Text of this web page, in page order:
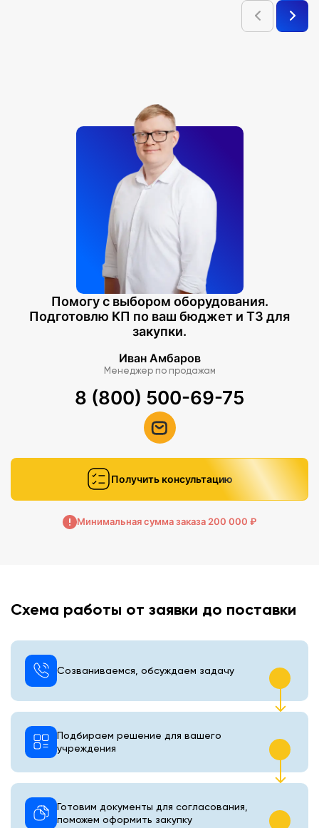
Помогу с выбором оборудования.
Подготовлю КП по ваш бюджет и ТЗ для
закупки.
Иван Амбаров
Менеджер по продажам
8 (800) 500-69-75
Получить консультацию
Минимальная сумма заказа 200 000 ₽
Схема работы от заявки до поставки
Созваниваемся, обсуждаем задачу
Подбираем решение для вашего
учреждения
Готовим документы для согласования,
поможем оформить закупку